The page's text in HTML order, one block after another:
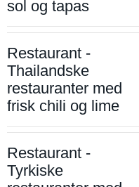
sol og tapas
Restaurant -
Thailandske
restauranter med
frisk chili og lime
Restaurant -
Tyrkiske